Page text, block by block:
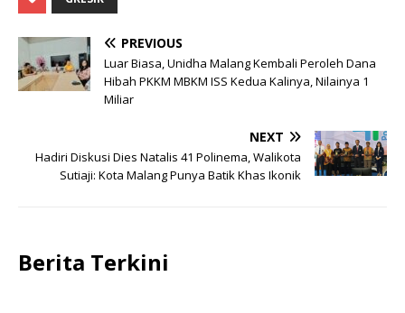
PREVIOUS
Luar Biasa, Unidha Malang Kembali Peroleh Dana
Hibah PKKM MBKM ISS Kedua Kalinya, Nilainya 1
Miliar
NEXT
Hadiri Diskusi Dies Natalis 41 Polinema, Walikota
Sutiaji: Kota Malang Punya Batik Khas Ikonik
Berita Terkini